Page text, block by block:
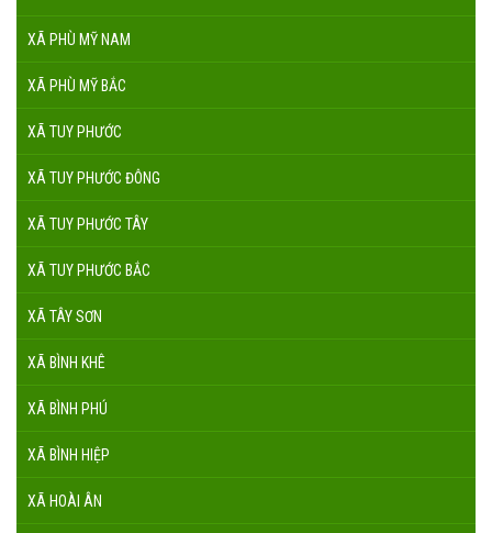
XÃ PHÙ MỸ NAM
XÃ PHÙ MỸ BẮC
XÃ TUY PHƯỚC
XÃ TUY PHƯỚC ĐÔNG
XÃ TUY PHƯỚC TÂY
XÃ TUY PHƯỚC BẮC
XÃ TÂY SƠN
XÃ BÌNH KHÊ
XÃ BÌNH PHÚ
XÃ BÌNH HIỆP
XÃ HOÀI ÂN